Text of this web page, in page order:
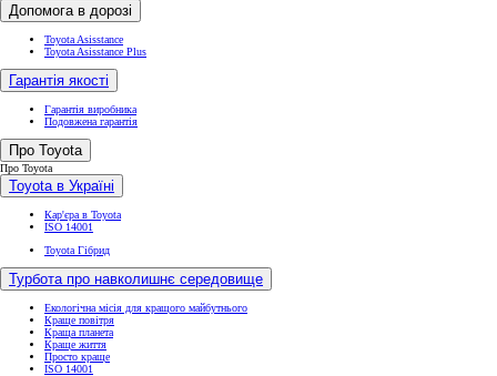
Допомога в дорозі
Toyota Asisstance
Toyota Asisstance Plus
Гарантія якості
Гарантія виробника
Подовжена гарантія
Про Toyota
Про Toyota
Toyota в Україні
Кар'єра в Toyota
ISO 14001
Toyota Гібрид
Турбота про навколишнє середовище
Екологічна місія для кращого майбутнього
Краще повітря
Краща планета
Краще життя
Просто краще
ISO 14001